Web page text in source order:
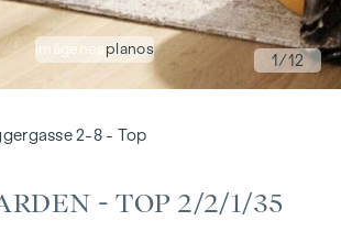
imágenes planos
1/12
2-8 - Top
- TOP 2/2/1/35